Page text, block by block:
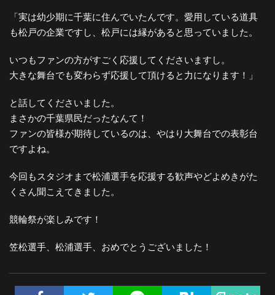
「実は幼少期に千葉に住んでいたんです。愛用している道具
も松戸の企業ですし、松戸には縁があると思っていました。
いつもファンの方がすごく応援してくださいますし。
大きな舞台でも変わらず応援して頂けると力になります！」
と話してくださいました。
まさかの千葉県民だったなんて！
ファンの皆様が期待しているのは、やはり大舞台での表彰台
ですよね。
今回もスタジオまで松浦選手を応援する歓声やどよめきがた
くさん聞こえてきました。
競輪祭が楽しみです！
笠松選手、松浦選手、おめでとうございました！